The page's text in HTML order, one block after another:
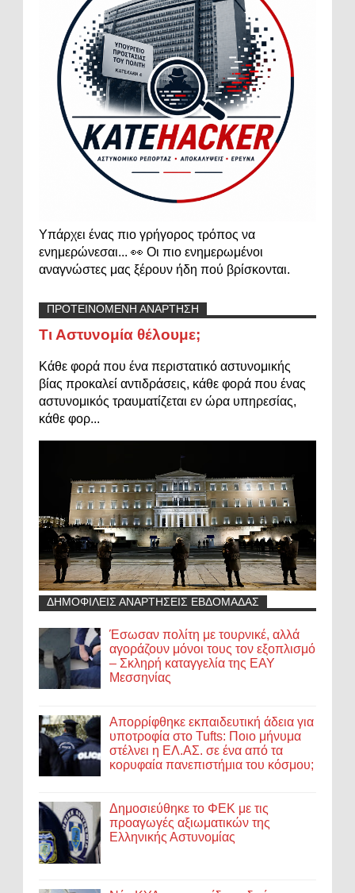
Υπάρχει ένας πιο γρήγορος τρόπος να
ενημερώνεσαι... 👀 Οι πιο ενημερωμένοι
αναγνώστες μας ξέρουν ήδη πού βρίσκονται.
ΠΡΟΤΕΙΝΟΜΕΝΗ ΑΝΑΡΤΗΣΗ
Τι Αστυνομία θέλουμε;
Κάθε φορά που ένα περιστατικό αστυνομικής
βίας προκαλεί αντιδράσεις, κάθε φορά που ένας
αστυνομικός τραυματίζεται εν ώρα υπηρεσίας,
κάθε φορ...
ΔΗΜΟΦΙΛΕΙΣ ΑΝΑΡΤΗΣΕΙΣ ΕΒΔΟΜΑΔΑΣ
Έσωσαν πολίτη με τουρνικέ, αλλά
αγοράζουν μόνοι τους τον εξοπλισμό
– Σκληρή καταγγελία της ΕΑΥ
Μεσσηνίας
Απορρίφθηκε εκπαιδευτική άδεια για
υποτροφία στο Tufts: Ποιο μήνυμα
στέλνει η ΕΛ.ΑΣ. σε ένα από τα
κορυφαία πανεπιστήμια του κόσμου;
Δημοσιεύθηκε το ΦΕΚ με τις
προαγωγές αξιωματικών της
Ελληνικής Αστυνομίας